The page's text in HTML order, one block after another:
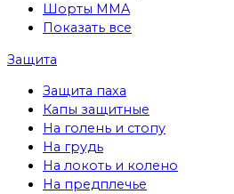
Шорты MMA
Показать все
Защита
Защита паха
Капы защитные
На голень и стопу
На грудь
На локоть и колено
На предплечье